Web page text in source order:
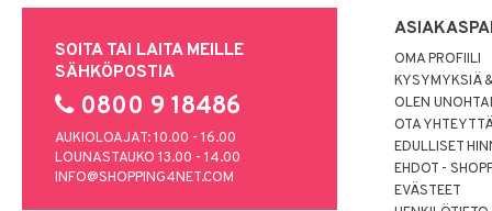
SOITA TAI LAITA MEILLE
SÄHKÖPOSTIA
0800 9 18486
AUKIOLOAJAT: 10.00 - 16.00
LOUNASTAUKO 13.00 - 14.00
INFO@SHOPPING4NET.COM
OMA PROFIILI
KYSYMYKSIÄ
OLEN
OTA
EDULLISET
EHDOT -
EVÄSTEET